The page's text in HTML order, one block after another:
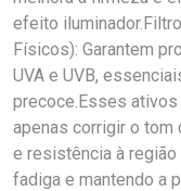
efeito
Físicos): Garantem
UVA e UVB,
precoce.Esses ativos
apenas corrigir o tom
e resistência à
fadiga e mantendo a